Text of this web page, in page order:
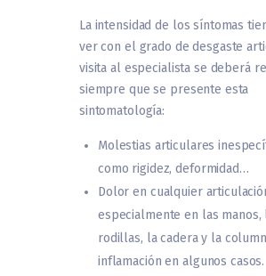
La intensidad de los síntomas
ver con el grado de desgaste
visita al especialista se deberá
siempre que se presente esta
sintomatología:
Molestias articulares
como rigidez, deformidad…
Dolor en cualquier
especialmente en las manos,
rodillas, la cadera y la
inflamación en algunos casos.